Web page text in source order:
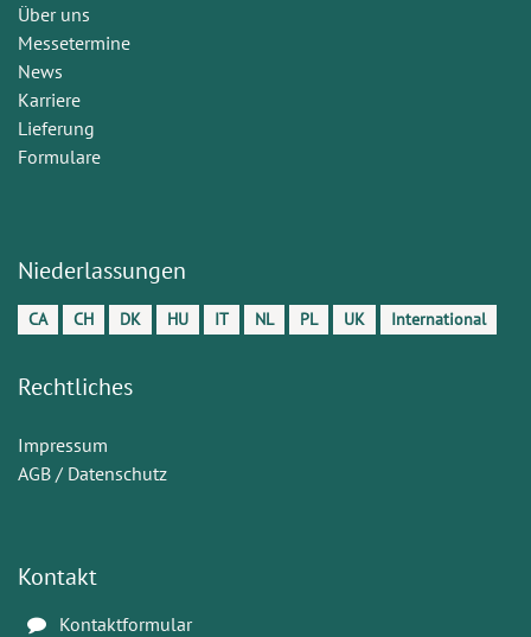
Über uns
Messetermine
News
Karriere
Lieferung
Formulare
Niederlassungen
CA CH DK HU IT NL PL UK International
Rechtliches
Impressum
AGB / Datenschutz
Kontakt
Kontaktformular